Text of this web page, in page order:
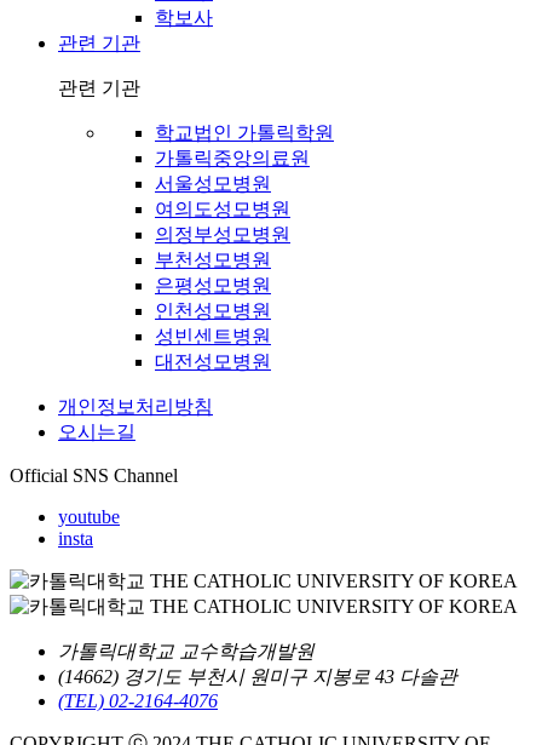
학보사
관련 기관
관련 기관
학교법인 가톨릭학원
가톨릭중앙의료원
서울성모병원
여의도성모병원
의정부성모병원
부천성모병원
은평성모병원
인천성모병원
성빈센트병원
대전성모병원
개인정보처리방침
오시는길
Official SNS Channel
youtube
insta
가톨릭대학교 교수학습개발원
(14662) 경기도 부천시 원미구 지봉로 43 다솔관
(TEL) 02-2164-4076